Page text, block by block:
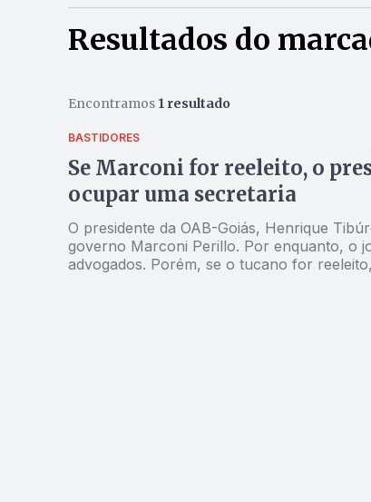
Resultados do
Encontramos 1 resultado
BASTIDORES
Se Marconi for reeleito, o
ocupar uma secretaria
O presidente da OAB-Goiás, Henrique
governo Marconi Perillo. Por enquanto, o
advogados. Porém, se o tucano for